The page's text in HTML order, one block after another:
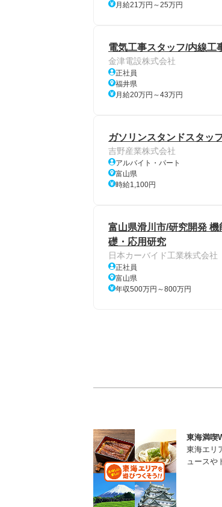
月給21万円～25万円
電気工事スタッフ/内線工
金津電設株式会社
正社員
福井県
月給20万円～43万円
ガソリンスタンドスタッ
吉野産業株式会社
アルバイト・パート
富山県
時給1,100円
富山県滑川市/研究開発
礎・応用研究
日本カーバイド工業株式会社
正社員
富山県
年収500万円～800万円
東海満喫
東海エリ
ュースや